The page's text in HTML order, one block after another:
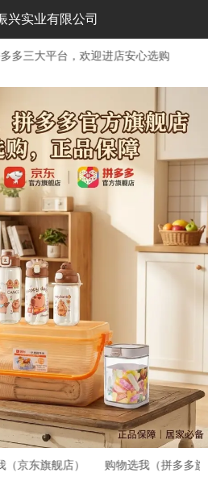
兴实业有限公司
三大平台，欢迎进店安心选购
京东旗舰店） 购物选我（拼多多旗舰